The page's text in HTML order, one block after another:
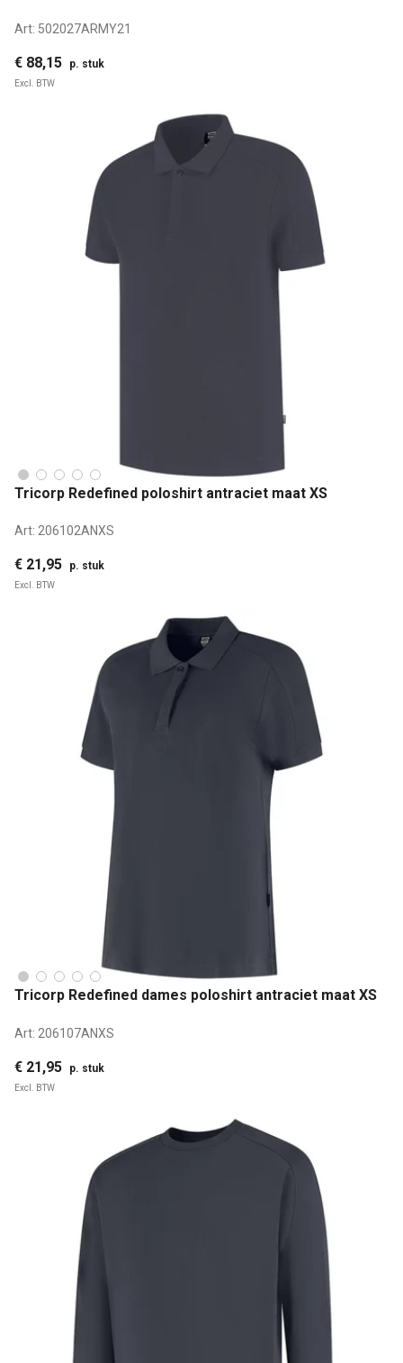
Art: 502027ARMY21
€ 88,15 p. stuk
Excl. BTW
Tricorp Redefined poloshirt antraciet maat XS
Art: 206102ANXS
€ 21,95 p. stuk
Excl. BTW
Tricorp Redefined dames poloshirt antraciet maat XS
Art: 206107ANXS
€ 21,95 p. stuk
Excl. BTW